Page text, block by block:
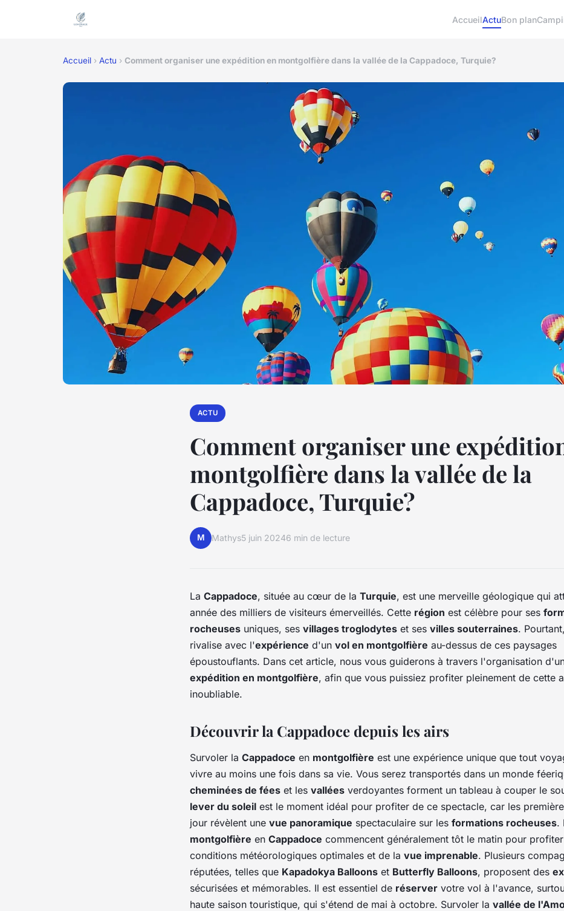
AccueilActuBon plan
Accueil › Actu › Comment organiser une expédition en montgolfière dans la vallée de la Cappadoce, Turquie?
ACTU
Comment organiser une
montgolfière dans la vallée de la
Cappadoce, Turquie?
M Mathys5 juin 20246 min de lecture
La Cappadoce, située au cœur de la Turquie, est une merveille géologique qui
année des milliers de visiteurs émerveillés. Cette région est célèbre pour ses
rocheuses uniques, ses villages troglodytes et ses villes souterraines.
rivalise avec l'expérience d'un vol en montgolfière au-dessus de ces paysages
époustouflants. Dans cet article, nous vous guiderons à travers l'organisation
expédition en montgolfière, afin que vous puissiez profiter pleinement de cette
inoubliable.
Découvrir la Cappadoce depuis les airs
Survoler la Cappadoce en montgolfière est une expérience unique que tout
vivre au moins une fois dans sa vie. Vous serez transportés dans un monde
cheminées de fées et les vallées verdoyantes forment un tableau à couper le
lever du soleil est le moment idéal pour profiter de ce spectacle, car les
jour révèlent une vue panoramique spectaculaire sur les formations rocheuses.
montgolfière en Cappadoce commencent généralement tôt le matin pour
conditions météorologiques optimales et de la vue imprenable. Plusieurs
réputées, telles que Kapadokya Balloons et Butterfly Balloons, proposent des
sécurisées et mémorables. Il est essentiel de réserver votre vol à l'avance,
haute saison touristique, qui s'étend de mai à octobre. Survoler la vallée de